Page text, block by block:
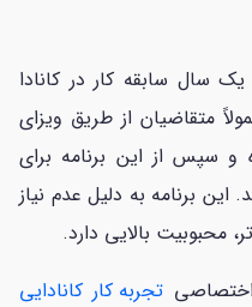
سال سابقه کار در کانادا
متقاضیان از طریق ویزای
و سپس از این برنامه برای
این برنامه به دلیل عدم نیاز
محبوبیت بالایی دارد.
تجربه کار کانادایی